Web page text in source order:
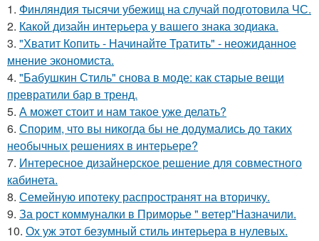
1. Финляндия тысячи убежищ на случай подготовила ЧС.
2. Какой дизайн интерьера у вашего знака зодиака.
3. "Хватит Копить - Начинайте Тратить" - неожиданное
мнение экономиста.
4. "Бабушкин Стиль" снова в моде: как старые вещи
превратили бар в тренд.
5. А может стоит и нам такое уже делать?
6. Спорим, что вы никогда бы не додумались до таких
необычных решениях в интерьере?
7. Интересное дизайнерское решение для совместного
кабинета.
8. Семейную ипотеку распространят на вторичку.
9. За рост коммуналки в Приморье " ветер"Назначили.
10. Ох уж этот безумный стиль интерьера в нулевых.